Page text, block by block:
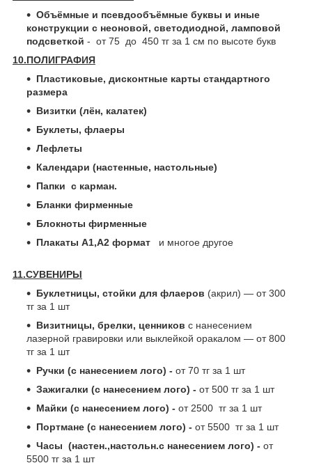
Объёмные и псевдообъёмные буквы и иные
конструкции с неоновой, светодиодной, ламповой
подсветкой - от 75 до 450 тг за 1 см по высоте букв
10.ПОЛИГРАФИЯ
Пластиковые, дисконтные карты стандартного
размера
Визитки (лён, калатек)
Буклеты, флаеры
Лефлеты
Календари (настенные, настольные)
Папки с карман.
Бланки фирменные
Блокноты фирменные
Плакаты А1,А2 формат и многое другое
11.СУВЕНИРЫ
Буклетницы, стойки для флаеров (акрил) ― от 300
тг за 1 шт
Визитницы, брелки, ценников с нанесением
лазерной гравировки или выклейкой оракалом ― от 800
тг за 1 шт
Ручки (с нанесением лого) - от 70 тг за 1 шт
Зажигалки (с нанесением лого) - от 500 тг за 1 шт
Майки (с нанесением лого) - от 2500 тг за 1 шт
Портмане (с нанесением лого) - от 5500 тг за 1 шт
Часы (настен.,настольн.с нанесением лого) - от
5500 тг за 1 шт